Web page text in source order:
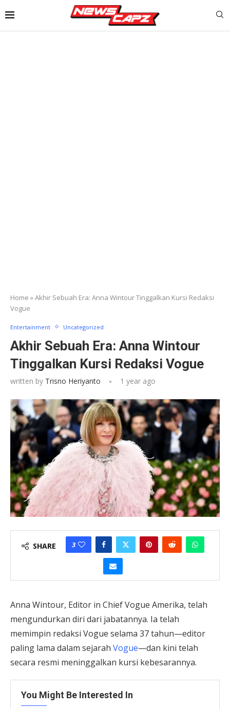
Home »Akhir Sebuah Era: Anna Wintour Tinggalkan Kursi Redaksi
Vogue
Entertainment Uncategorized
Akhir Sebuah Era: Anna Wintour
Tinggalkan Kursi Redaksi Vogue
written by Trisno Heriyanto 1 year ago
SHARE 3
Anna Wintour, Editor in Chief Vogue Amerika, telah
mengundurkan diri dari jabatannya. Ia telah
memimpin redaksi Vogue selama 37 tahun—editor
paling lama dalam sejarah Vogue—dan kini telah
secara resmi meninggalkan kursi kebesarannya.
You Might Be Interested In